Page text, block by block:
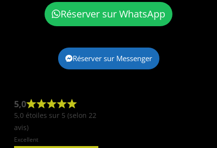
Réserver sur WhatsApp
Réserver sur Messenger
5,0
5,0 étoiles sur 5 (selon 22
avis)
Excellent